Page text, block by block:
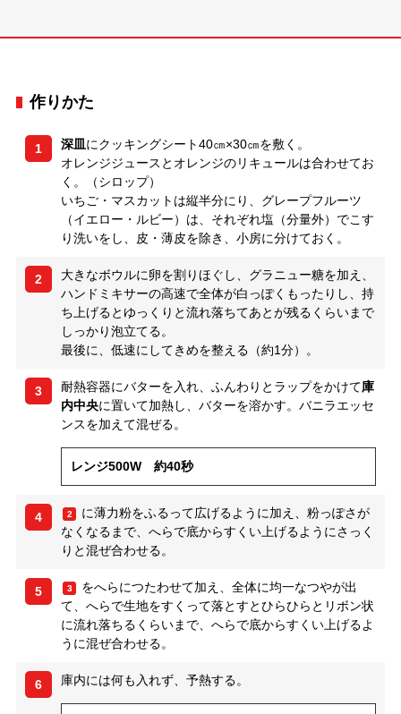
作りかた
1 深皿にクッキングシート40㎝×30㎝を敷く。
オレンジジュースとオレンジのリキュールは合わせてお
く。（シロップ）
いちご・マスカットは縦半分にり、グレープフルーツ
（イエロー・ルビー）は、それぞれ塩（分量外）でこす
り洗いをし、皮・薄皮を除き、小房に分けておく。
2
大きなボウルに卵を割りほぐし、グラニュー糖を加え、
ハンドミキサーの高速で全体が白っぽくもったりし、持
ち上げるとゆっくりと流れ落ちてあとが残るくらいまで
しっかり泡立てる。
最後に、低速にしてきめを整える（約1分）。
3 耐熱容器にバターを入れ、ふんわりとラップをかけて庫
内中央に置いて加熱し、バターを溶かす。バニラエッセ
ンスを加えて混ぜる。
レンジ500W 約40秒
4 2
に薄力粉をふるって広げるように加え、粉っぽさが
なくなるまで、へらで底からすくい上げるようにさっく
りと混ぜ合わせる。
5 3
をへらにつたわせて加え、全体に均一なつやが出
て、へらで生地をすくって落とすとひらひらとリボン状
に流れ落ちるくらいまで、へらで底からすくい上げるよ
うに混ぜ合わせる。
6 庫内には何も入れず、予熱する。